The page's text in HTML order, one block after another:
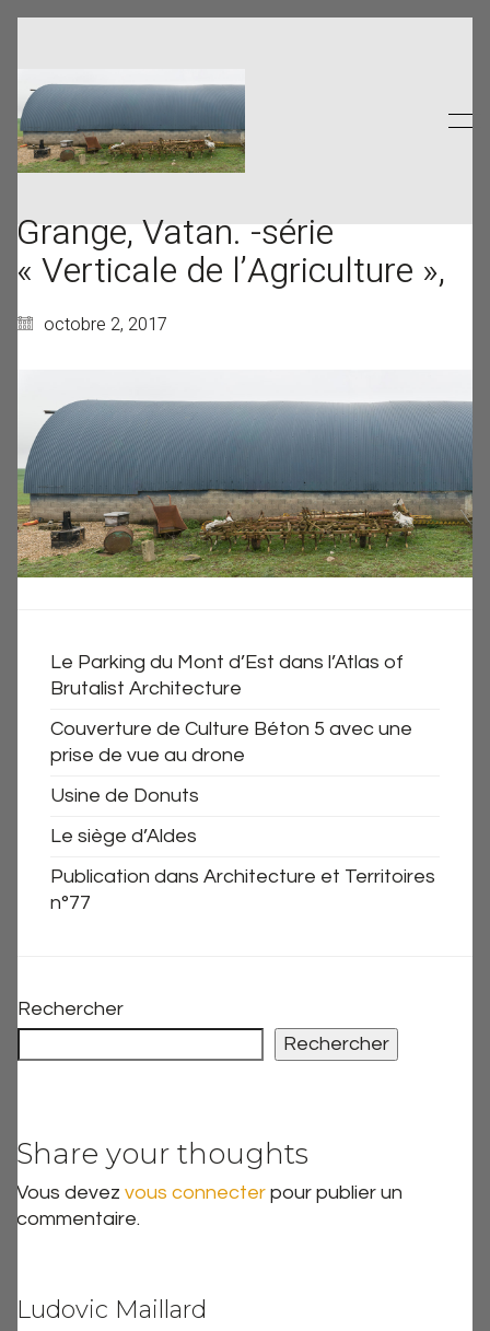
Grange, Vatan. -série
« Verticale de l’Agriculture »,
octobre 2, 2017
Le Parking du Mont d’Est dans l’Atlas of
Brutalist Architecture
Couverture de Culture Béton 5 avec une
prise de vue au drone
Usine de Donuts
Le siège d’Aldes
Publication dans Architecture et Territoires
n°77
Rechercher
Rechercher
Share your thoughts
Vous devez vous connecter pour publier un
commentaire.
Ludovic Maillard